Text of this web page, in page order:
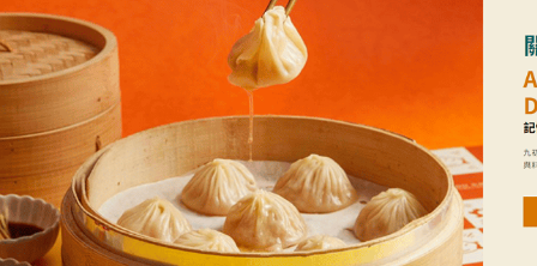
我的需求主題(可複選)
案件報價 合作提案 使用線上訂房
其他洽詢問題
預計完成時間※ 網頁建置預算